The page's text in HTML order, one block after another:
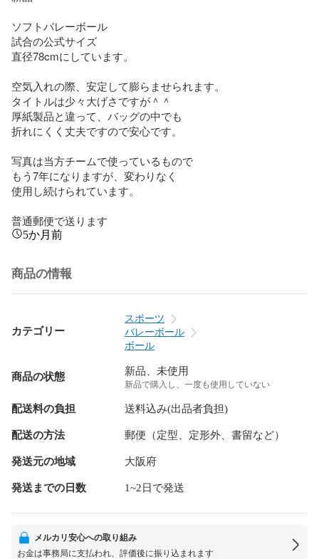
ソフトバレーボール
試合の公式サイズ
直径78cmにしています。
空気入れの際、安定して膨らませられます。
タイトルは少々大げさですが＾＾
厚紙製品と違って、バッグの中でも
折れにくく丈夫ですので安心です。
写真は当方チームで使っているもので
もう7年になりますが、変わりなく
使用し続けられています。
普通郵便で送ります
5か月前
商品の情報
カテゴリー
スポーツ
バレーボール
ボール
商品の状態 新品、未使用
新品で購入し、一度も使用していない
配送料の負担 送料込み(出品者負担)
配送の方法 郵便（定型、定形外、書留など）
発送元の地域 大阪府
発送までの日数 1~2日で発送
メルカリ安心への取り組み
お金は事務局に支払われ、評価後に振り込まれます